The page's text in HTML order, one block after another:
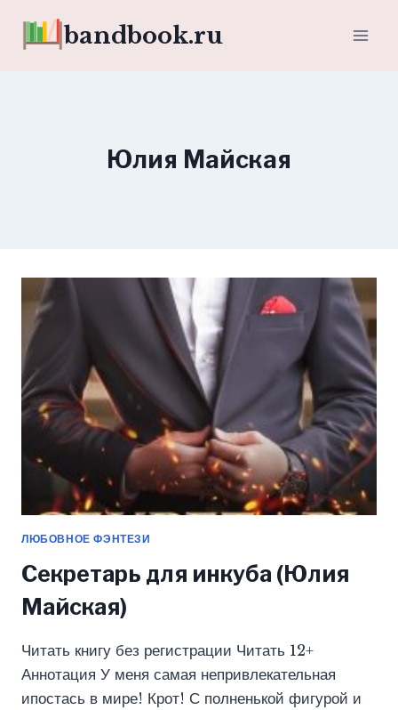
bandbook.ru
Юлия Майская
ЛЮБОВНОЕ ФЭНТЕЗИ
Секретарь для инкуба (Юлия
Майская)
Читать книгу без регистрации Читать 12+
Аннотация У меня самая непривлекательная
ипостась в мире! Крот! С полненькой фигурой и